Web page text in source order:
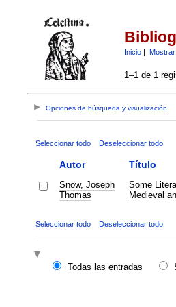
Inicio|
1–1 de 1
Opciones de búsqueda y visualización
Seleccionar todo Deseleccionar todo
Autor Título
Snow, Joseph
Thomas
Some
Medieval
Seleccionar todo Deseleccionar todo
Todas las entradas